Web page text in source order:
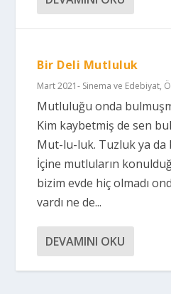
Bir Deli Mutluluk
Mart 2021- Sinema ve Edebiyat,
Mutluluğu onda
Kim kaybetmiş de sen
Mut-lu-luk. Tuzluk ya da
İçine mutluların
bizim evde hiç olmadı
vardı ne de...
DEVAMINI OKU